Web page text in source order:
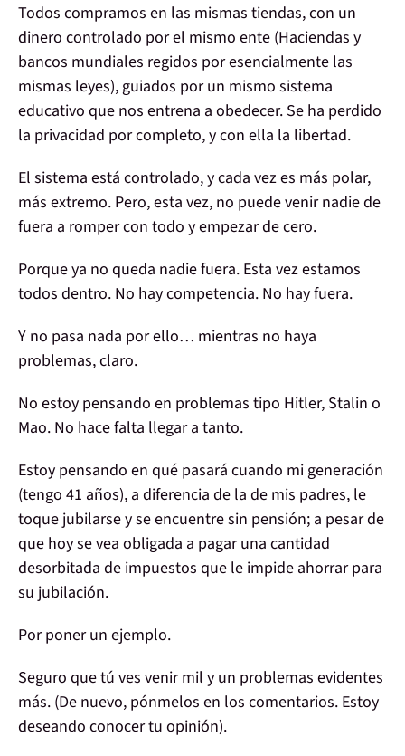
Todos compramos en las mismas tiendas, con un
dinero controlado por el mismo ente (Haciendas y
bancos mundiales regidos por esencialmente las
mismas leyes), guiados por un mismo sistema
educativo que nos entrena a obedecer. Se ha perdido
la privacidad por completo, y con ella la libertad.
El sistema está controlado, ycada vezes más polar,
más extremo. Pero, esta vez, no puede venir nadie de
fuera a romper con todo y empezar de cero.
Porque ya no queda nadie fuera. Esta vez estamos
todos dentro. No hay competencia. No hay fuera.
Y no pasa nada por ello… mientras no haya
problemas, claro.
No estoy pensando en problemas tipo Hitler, Stalin o
Mao. No hace falta llegar a tanto.
Estoy pensando en qué pasará cuando mi generación
(tengo 41 años), a diferencia de la de mis padres, le
toque jubilarse y se encuentresin pensión; a pesar de
que hoy se vea obligada a pagar una cantidad
desorbitada de impuestos que le impide ahorrarpara
su jubilación.
Por poner un ejemplo.
Seguro quetú ves venirmil y un problemas evidentes
más. (De nuevo, pónmelos en los comentarios. Estoy
deseando conocer tu opinión).